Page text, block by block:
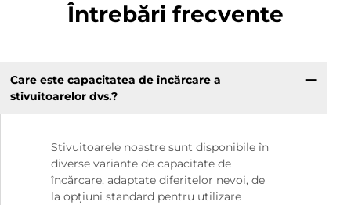
Întrebări frecvente
Care este capacitatea de încărcare a
stivuitoarelor dvs.?
Stivuitoarele noastre sunt disponibile în
diverse variante de capacitate de
încărcare, adaptate diferitelor nevoi, de
la opțiuni standard pentru utilizare